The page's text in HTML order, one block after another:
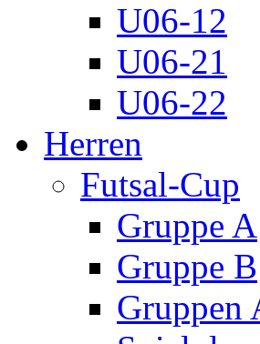
U06-12
U06-21
U06-22
Herren
Futsal-Cup
Gruppe A
Gruppe B
Gruppen